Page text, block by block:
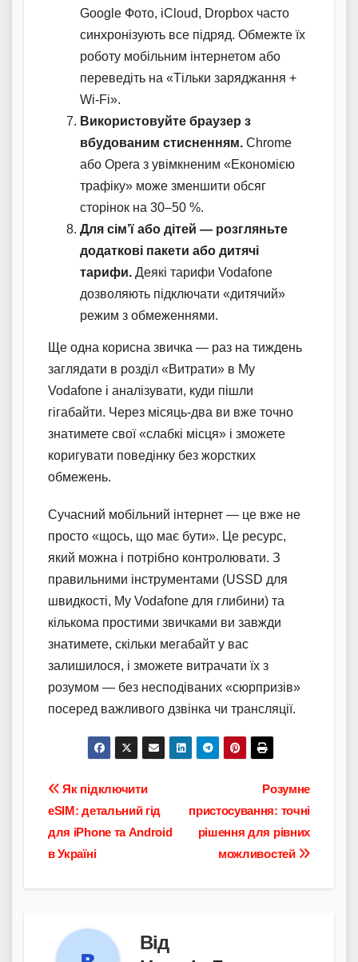
Google Фото, iCloud, Dropbox часто
синхронізують все підряд. Обмежте їх
роботу мобільним інтернетом або
переведіть на «Тільки заряджання +
Wi-Fi».
Використовуйте браузер з
вбудованим стисненням. Chrome
або Opera з увімкненим «Економією
трафіку» може зменшити обсяг
сторінок на 30–50 %.
Для сім’ї або дітей — розгляньте
додаткові пакети або дитячі
тарифи. Деякі тарифи Vodafone
дозволяють підключати «дитячий»
режим з обмеженнями.
Ще одна корисна звичка — раз на тиждень
заглядати в розділ «Витрати» в My
Vodafone і аналізувати, куди пішли
гігабайти. Через місяць-два ви вже точно
знатимете свої «слабкі місця» і зможете
коригувати поведінку без жорстких
обмежень.
Сучасний мобільний інтернет — це вже не
просто «щось, що має бути». Це ресурс,
який можна і потрібно контролювати. З
правильними інструментами (USSD для
швидкості, My Vodafone для глибини) та
кількома простими звичками ви завжди
знатимете, скільки мегабайт у вас
залишилося, і зможете витрачати їх з
розумом — без несподіваних «сюрпризів»
посеред важливого дзвінка чи трансляції.
Навігація
записів
Розумне
пристосування: точні
рішення для рівних
можливостей
Як підключити
eSIM: детальний гід
для iPhone та Android
в Україні
Від